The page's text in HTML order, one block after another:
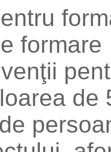
formare
de